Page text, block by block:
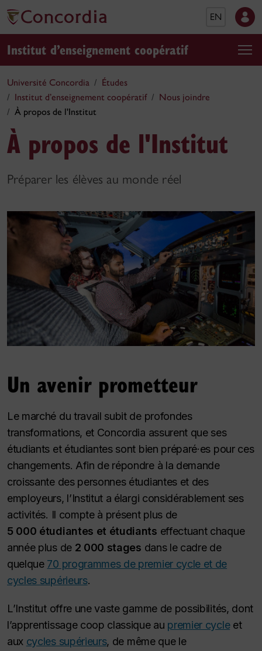
EN
Institut d’enseignement coopératif
Université Concordia
Études
Institut d’enseignement coopératif
Nous joindre
À propos de l'Institut
À propos de l'Institut
Préparer les élèves au monde réel
Un avenir prometteur
Le marché du travail subit de profondes
transformations, et Concordia assurent que ses
étudiants et étudiantes sont bien préparé·es pour ces
changements. Afin de répondre à la demande
croissante des personnes étudiantes et des
employeurs, l’Institut a élargi considérablement ses
activités. Il compte à présent plus de
5 000 étudiantes et étudiants effectuant chaque
année plus de 2 000 stages dans le cadre de
quelque 70 programmes de premier cycle et de
cycles supérieurs.
L’Institut offre une vaste gamme de possibilités, dont
l’apprentissage coop classique au premier cycleet
aux cycles supérieurs, de même que le